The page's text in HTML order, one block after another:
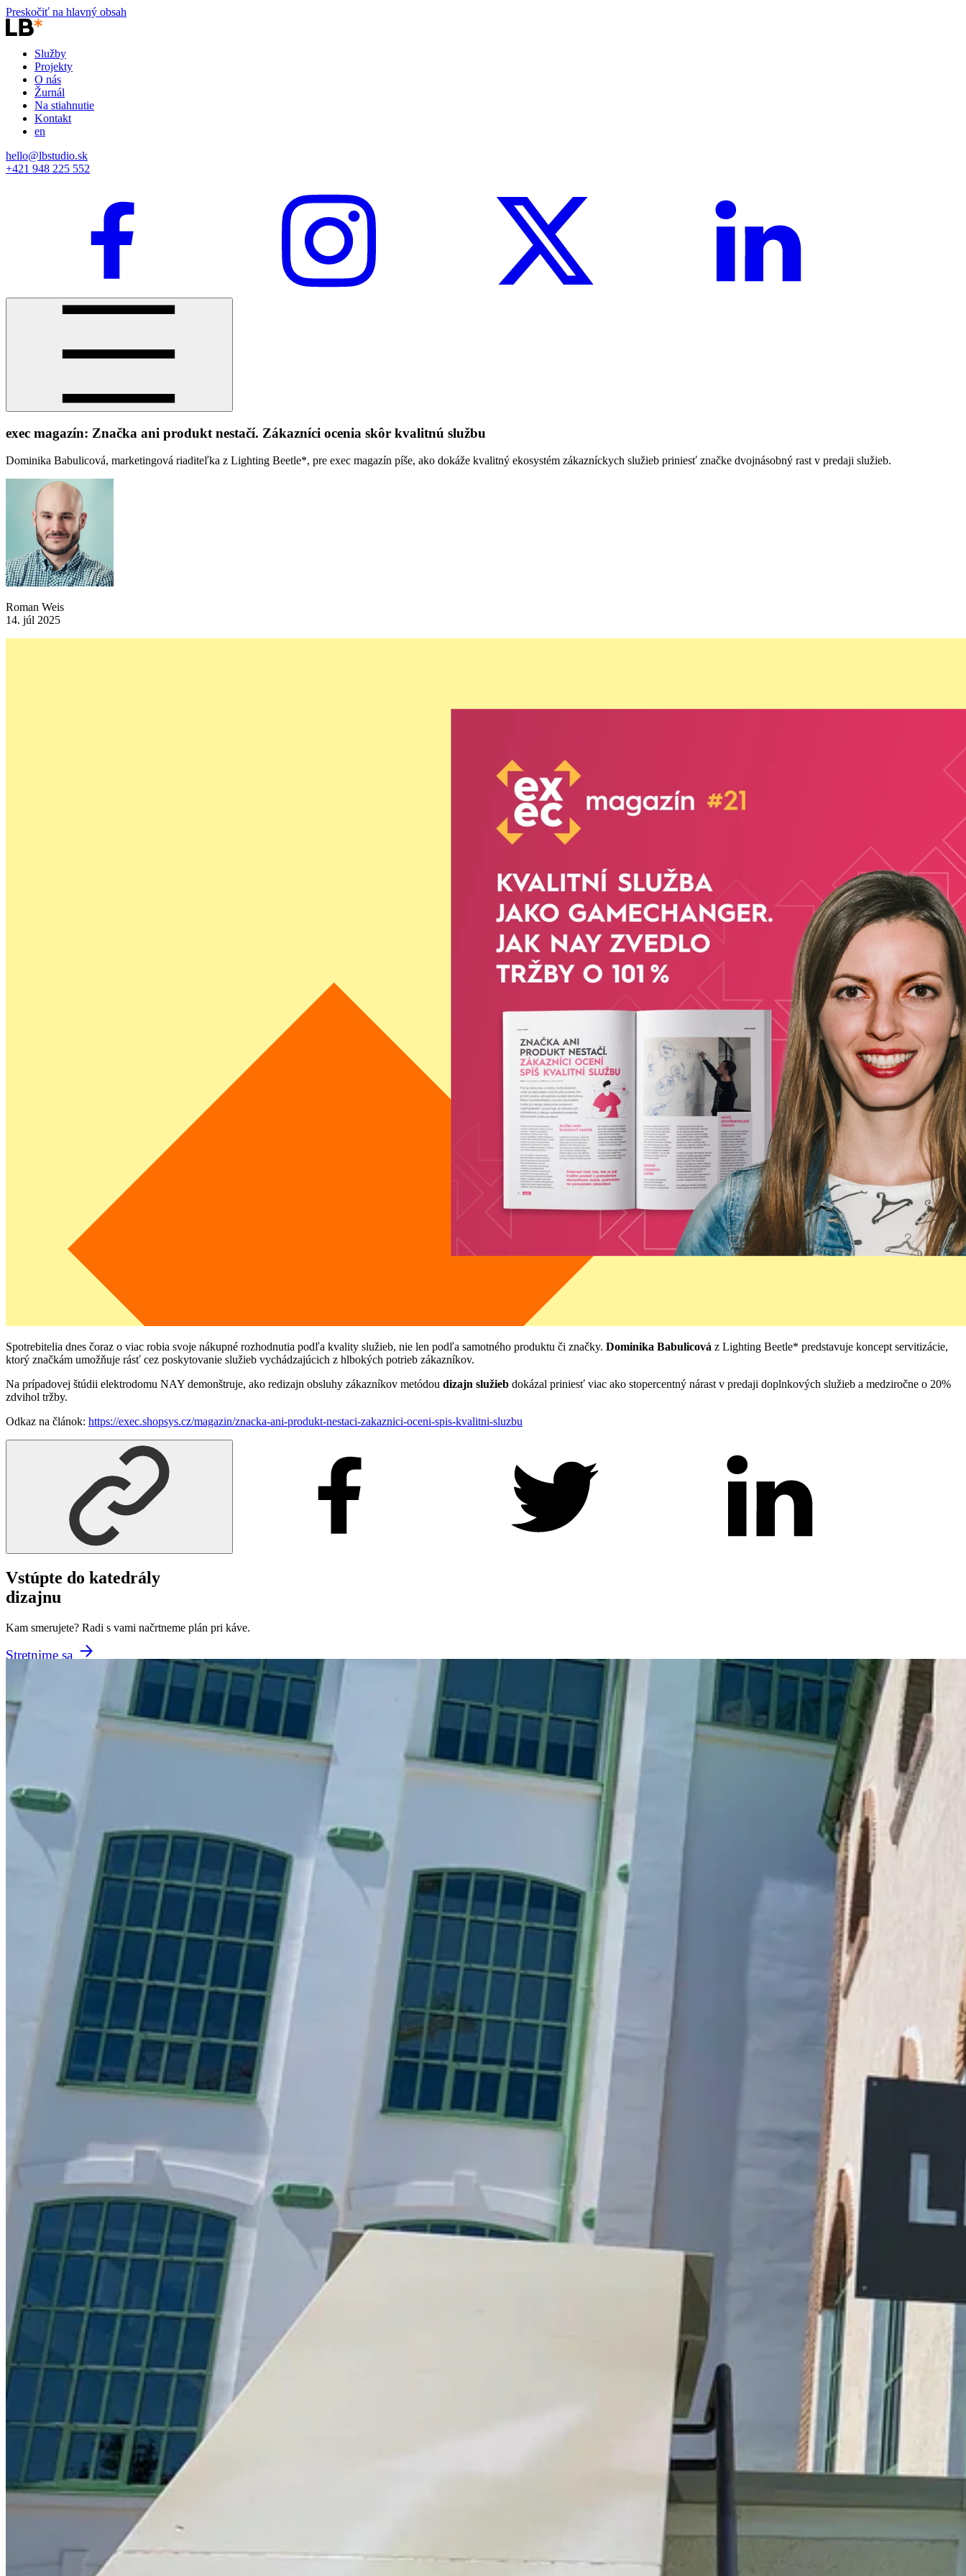
Preskočiť na hlavný obsah
Služby
Projekty
O nás
Žurnál
Na stiahnutie
Kontakt
en
hello@lbstudio.sk
+421 948 225 552
exec magazín: Značka ani produkt nestačí. Zákazníci ocenia skôr kvalitnú službu
Dominika Babulicová, marketingová riaditeľka z Lighting Beetle*, pre exec magazín píše, ako dokáže kvalitný ekosystém zákazníckych služieb priniesť značke dvojnásobný rast v predaji služieb.
Roman Weis
14. júl 2025
Spotrebitelia dnes čoraz o viac robia svoje nákupné rozhodnutia podľa kvality služieb, nie len podľa samotného produktu či značky. Dominika Babulicová z Lighting Beetle* predstavuje koncept servitizácie,
ktorý značkám umožňuje rásť cez poskytovanie služieb vychádzajúcich z hlbokých potrieb zákazníkov.
Na prípadovej štúdii elektrodomu NAY demonštruje, ako redizajn obsluhy zákazníkov metódou dizajn služieb dokázal priniesť viac ako stopercentný nárast v predaji doplnkových služieb a medziročne o 20%
zdvihol tržby.
Odkaz na článok: https://exec.shopsys.cz/magazin/znacka-ani-produkt-nestaci-zakaznici-oceni-spis-kvalitni-sluzbu
Vstúpte do katedrály
dizajnu
Kam smerujete? Radi s vami načrtneme plán pri káve.
Stretnime sa